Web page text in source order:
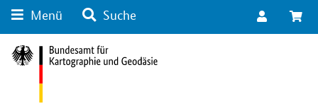
Kategorie Navigation
Menü Suche